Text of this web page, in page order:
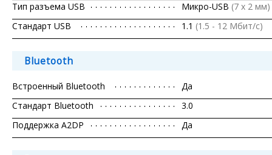
Тип разъема USB
Микро-USB (7 x 2 мм)
Стандарт USB
1.1 (1.5 - 12 Мбит/с)
Bluetooth
Встроенный Bluetooth
Да
Стандарт Bluetooth
3.0
Поддержка A2DP
Да